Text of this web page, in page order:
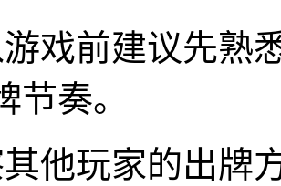
戏前建议先熟
节奏。
他玩家的出牌